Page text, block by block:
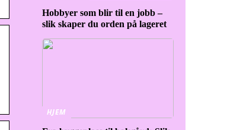
Hobbyer som blir til en jobb –
slik skaper du orden på lageret
HJEM